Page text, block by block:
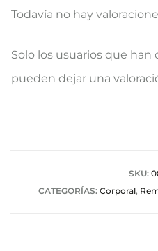
V
a
Todavía no hay
Solo los usuarios que
pueden dejar una
SKU:
CATEGORÍAS: Corporal,